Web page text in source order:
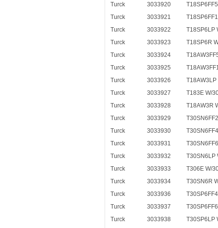
Turck
3033920
Turck
3033921
Turck
3033922
T18SP6LP
Turck
3033923
T18SP6R
Turck
3033924
Turck
3033925
Turck
3033926
T18AW3LP
Turck
3033927
T183E W/
Turck
3033928
T18AW3R
Turck
3033929
Turck
3033930
Turck
3033931
Turck
3033932
T30SN6LP
Turck
3033933
T306E W/
Turck
3033934
T30SN6R
Turck
3033936
Turck
3033937
Turck
3033938
T30SP6LP